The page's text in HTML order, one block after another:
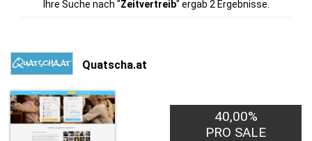
Ihre Suche nach "Zeitvertreib" ergab 2 Ergebnisse.
Quatscha.at
40,00%
PRO SALE